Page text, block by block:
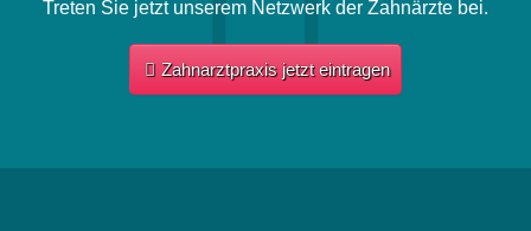
Treten Sie jetzt unserem Netzwerk der Zahnärzte bei.
Zahnarztpraxis jetzt eintragen